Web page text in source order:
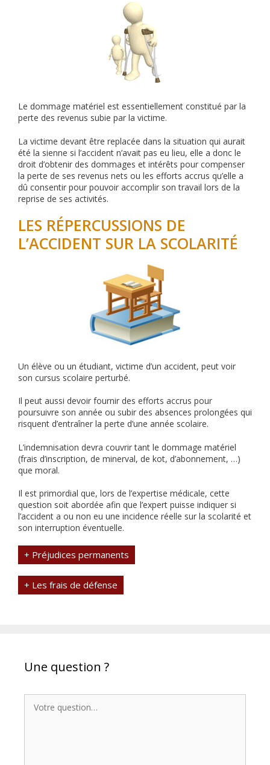
Le dommage matériel est essentiellement constitué par la
perte des revenus subie par la victime.
La victime devant être replacée dans la situation qui aurait
été la sienne si l’accident n’avait pas eu lieu, elle a donc le
droit d’obtenir des dommages et intérêts pour compenser
la perte de ses revenus nets ou les efforts accrus qu’elle a
dû consentir pour pouvoir accomplir son travail lors de la
reprise de ses activités.
LES RÉPERCUSSIONS DE
L’ACCIDENT SUR LA SCOLARITÉ
Un élève ou un étudiant, victime d’un accident, peut voir
son cursus scolaire perturbé.
Il peut aussi devoir fournir des efforts accrus pour
poursuivre son année ou subir des absences prolongées qui
risquent d’entraîner la perte d’une année scolaire.
L’indemnisation devra couvrir tant le dommage matériel
(frais d’inscription, de minerval, de kot, d’abonnement, …)
que moral.
Il est primordial que, lors de l’expertise médicale, cette
question soit abordée afin que l’expert puisse indiquer si
l’accident a ou non eu une incidence réelle sur la scolarité et
son interruption éventuelle.
+ Préjudices permanents
+ Les frais de défense
Une question ?